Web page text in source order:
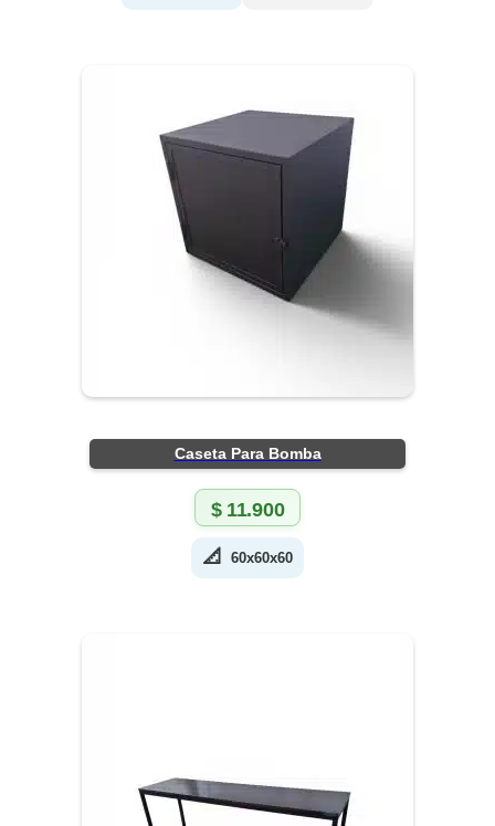
Caseta Para Bomba
$11.900
📐 60x60x60